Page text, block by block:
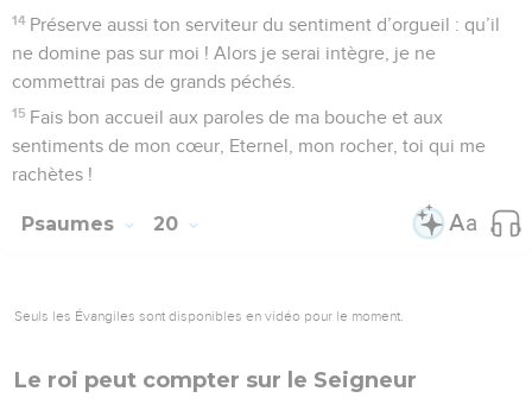
14 Préserve aussi ton serviteur du sentiment d’orgueil : qu’il
ne domine pas sur moi ! Alors je serai intègre, je ne
commettrai pas de grands péchés.
15 Fais bon accueil aux paroles de ma bouche et aux
sentiments de mon cœur, Eternel, mon rocher, toi qui me
rachètes !
Psaumes 20
Seuls les Évangiles sont disponibles en vidéo pour le moment.
Le roi peut compter sur le Seigneur